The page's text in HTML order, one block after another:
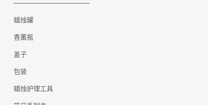
蜡烛罐
香薰瓶
盖子
包装
蜡烛护理工具